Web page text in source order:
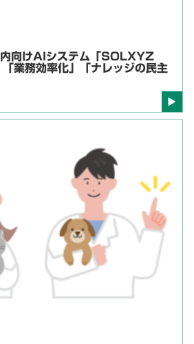
向けAIシステム「SOLXYZ
務効率化」「ナレッジの民主